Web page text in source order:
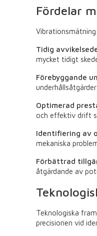
Fördelar
Tidig
mycket tidigt
Förebyggande
Optimerad
och effektiv drift
Identifiering av
mekaniska
Förbättrad
åtgärdande av
Teknologiska
precisionen vid